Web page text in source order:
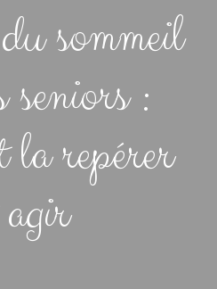
sommeil
seniors :
la repérer